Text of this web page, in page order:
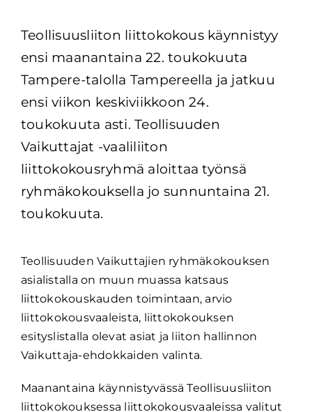
Teollisuusliiton liittokokous käynnistyy
ensi maanantaina 22. toukokuuta
Tampere-talolla Tampereella ja jatkuu
ensi viikon keskiviikkoon 24.
toukokuuta asti. Teollisuuden
Vaikuttajat -vaaliliiton
liittokokousryhmä aloittaa työnsä
ryhmäkokouksella jo sunnuntaina 21.
toukokuuta.
Teollisuuden Vaikuttajien ryhmäkokouksen
asialistalla on muun muassa katsaus
liittokokouskauden toimintaan, arvio
liittokokousvaaleista, liittokokouksen
esityslistalla olevat asiat ja liiton hallinnon
Vaikuttaja-ehdokkaiden valinta.
Maanantaina käynnistyvässä Teollisuusliiton
liittokokouksessa liittokokousvaaleissa valitut